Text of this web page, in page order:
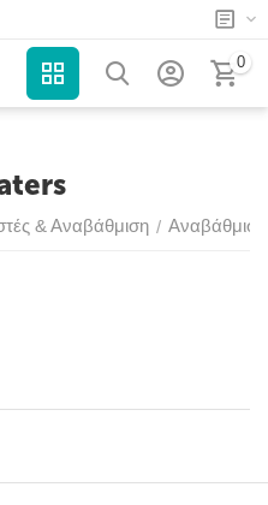
0
& Αναβάθμιση / Αναβάθμιση